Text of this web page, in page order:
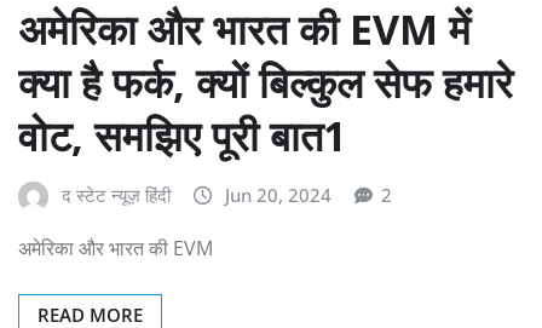
अमेरिका और भारत की EVM में
क्या है फर्क, क्यों बिल्कुल सेफ हमारे
वोट, समझिए पूरी बात1
द स्टेट न्यूज़ हिंदी Jun 20, 2024 2
अमेरिका और भारत की EVM
READ MORE